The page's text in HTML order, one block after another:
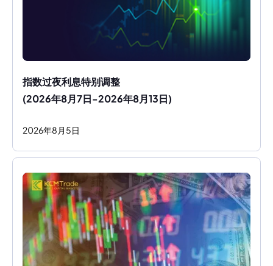
指数过夜利息特别调整
(2026年8月7日-2026年8月13日)
2026年8 月 5日